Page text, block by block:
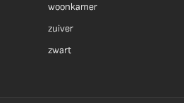
woonkamer
zuiver
zwart